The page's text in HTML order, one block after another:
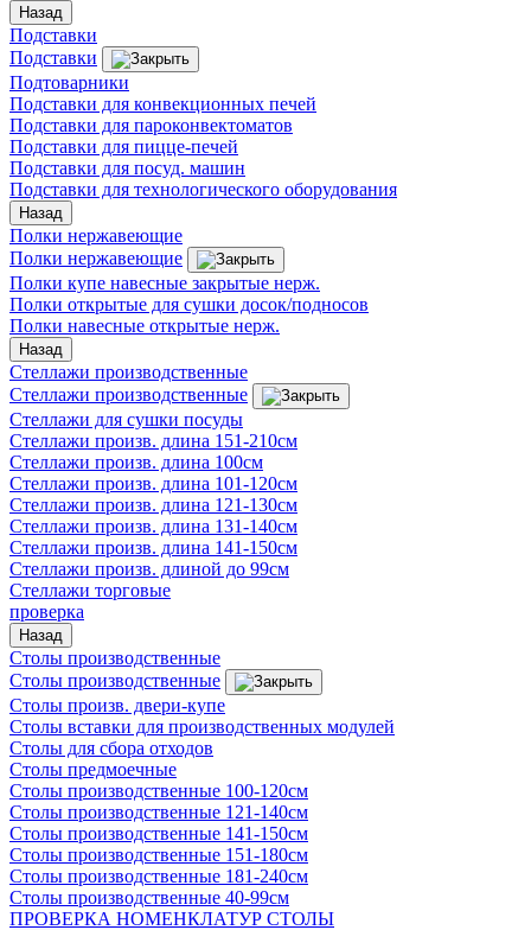
Назад
Подставки
Подставки
Подтоварники
Подставки для конвекционных печей
Подставки для пароконвектоматов
Подставки для пицце-печей
Подставки для посуд. машин
Подставки для технологического оборудования
Назад
Полки нержавеющие
Полки нержавеющие
Полки купе навесные закрытые нерж.
Полки открытые для сушки досок/подносов
Полки навесные открытые нерж.
Назад
Стеллажи производственные
Стеллажи производственные
Стеллажи для сушки посуды
Стеллажи произв. длина 151-210см
Стеллажи произв. длина 100см
Стеллажи произв. длина 101-120см
Стеллажи произв. длина 121-130см
Стеллажи произв. длина 131-140см
Стеллажи произв. длина 141-150см
Стеллажи произв. длиной до 99см
Стеллажи торговые
проверка
Назад
Столы производственные
Столы производственные
Столы произв. двери-купе
Столы вставки для производственных модулей
Столы для сбора отходов
Столы предмоечные
Столы производственные 100-120см
Столы производственные 121-140см
Столы производственные 141-150см
Столы производственные 151-180см
Столы производственные 181-240см
Столы производственные 40-99см
ПРОВЕРКА НОМЕНКЛАТУР СТОЛЫ